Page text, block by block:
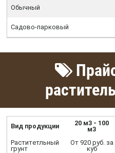
Обычный
Садово-парковый
Вид продукции
20 м3 - 100
м3
Раститетльный
грунт
От 920 руб. за
куб